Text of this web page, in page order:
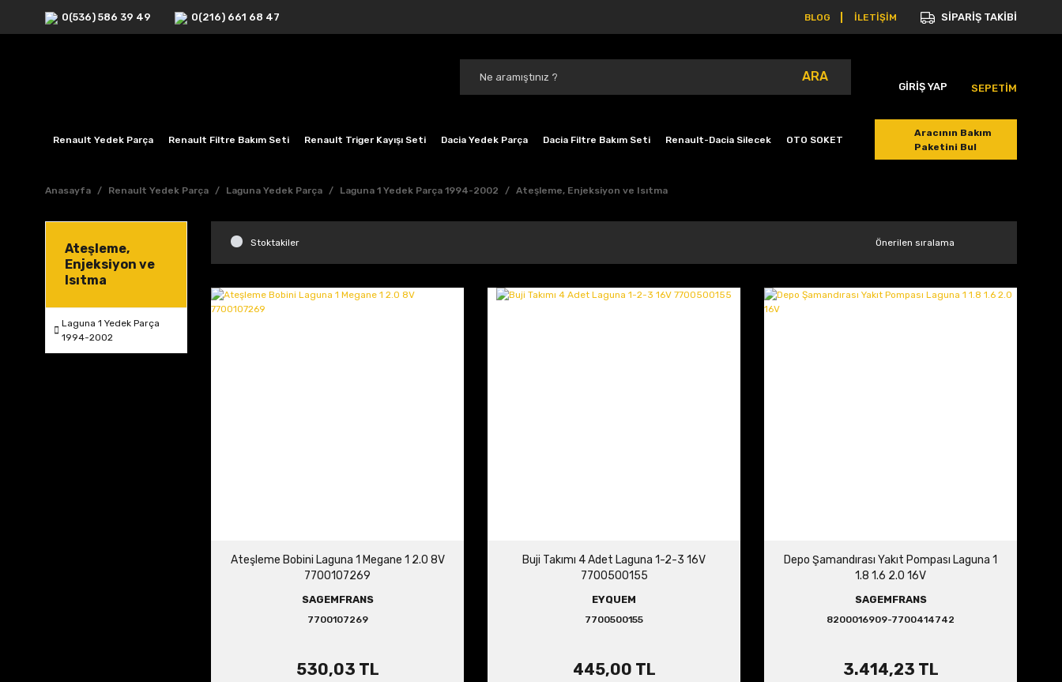
0(536) 586 39 49 0(216) 661 68 47 BLOG İLETİŞİM SİPARİŞ TAKİBİ
ARA
GİRİŞ YAP SEPETİM
Renault Yedek Parça Renault Filtre Bakım Seti Renault Triger Kayışı Seti Dacia Yedek Parça Dacia Filtre Bakım Seti Renault-Dacia Silecek OTO SOKET
Aracının Bakım
Paketini Bul
Anasayfa Renault Yedek Parça Laguna Yedek Parça Laguna 1 Yedek Parça 1994-2002 Ateşleme, Enjeksiyon ve Isıtma
Ateşleme,
Enjeksiyon ve
Isıtma
Laguna 1 Yedek Parça
1994-2002
Stoktakiler
Ateşleme Bobini Laguna 1 Megane 1 2.0 8V
7700107269
SAGEMFRANS
7700107269
530,03 TL
Buji Takımı 4 Adet Laguna 1-2-3 16V
7700500155
EYQUEM
7700500155
445,00 TL
Depo Şamandırası Yakıt Pompası Laguna 1
1.8 1.6 2.0 16V
SAGEMFRANS
8200016909-7700414742
3.414,23 TL